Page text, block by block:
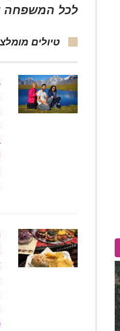
לכל המשפחה
טיולים